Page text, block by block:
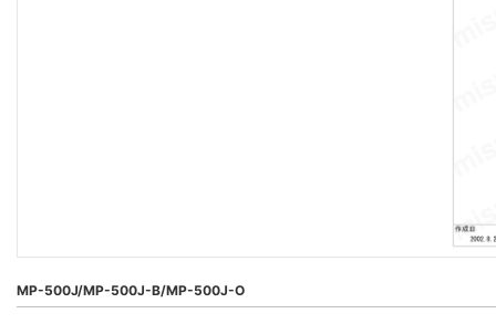
MP-500J/MP-500J-B/MP-500J-O